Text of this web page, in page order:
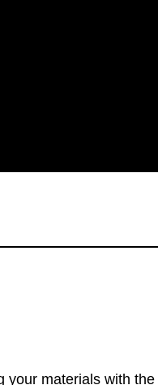
your materials with the